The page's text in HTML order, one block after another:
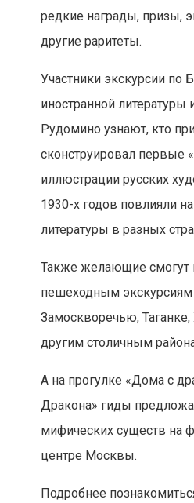
редкие награды, призы,
другие раритеты.
Участники экскурсии по
иностранной
Рудомино узнают, кто
сконструировал первые
иллюстрации русских
1930-х годов повлияли
литературы в разных
Также желающие смогут
пешеходным экскурсиям
Замоскворечью,
другим столичным
А на прогулке «Дома с
Дракона» гиды
мифических существ на
центре Москвы.
Подробнее